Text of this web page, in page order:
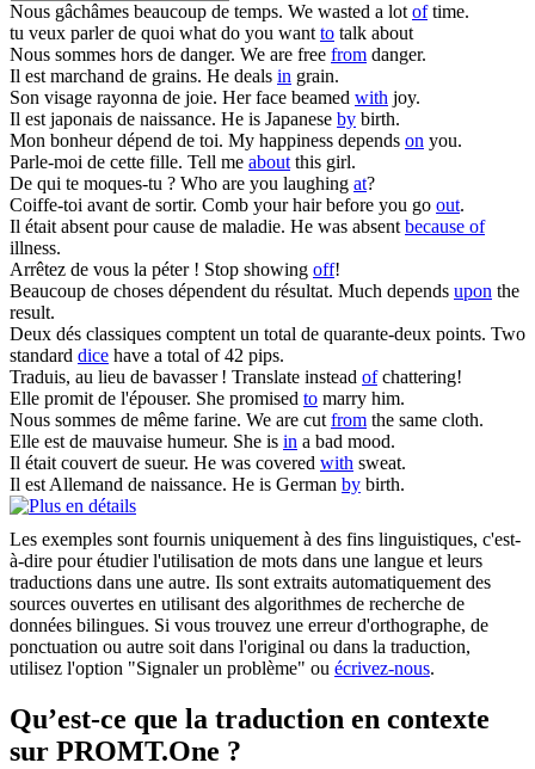
Nous gâchâmes beaucoup de temps. We wasted a lotoftime.
tu veux parlerde quoi what do you wantto talk about
Nous sommes hors de danger. We are free from danger.
Il est marchand de grains. He deals in grain.
Son visage rayonna de joie. Her face beamed with joy.
Il est japonais de naissance. He is Japanese by birth.
Mon bonheur dépend de toi. My happiness depends on you.
Parle-moi de cette fille. Tell me aboutthis girl.
De qui te moques-tu ? Who are you laughing at?
Coiffe-toi avantde sortir. Comb your hair before you go out.
Il était absent pour cause de maladie. He was absentbecause of
illness.
Arrêtez de vous la péter ! Stop showing off!
Beaucoup de choses dépendent du résultat. Much depends upon the
result.
Deux dés classiques comptent un total de quarante-deux points. Two
standard dice have a total of 42 pips.
Traduis, au lieu de bavasser ! Translate instead ofchattering!
Elle promitde l'épouser. She promised to marry him.
Nous sommes de même farine. We are cutfrom the same cloth.
Elle estde mauvaise humeur. She is in a bad mood.
Il était couvertde sueur. He was covered with sweat.
Il est Allemand de naissance. He is German by birth.
Les exemples sont fournis uniquement à des fins linguistiques, c'est-
à-dire pour étudier l'utilisation de mots dans une langue et leurs
traductions dans une autre. Ils sont extraits automatiquement des
sources ouvertes en utilisant des algorithmes de recherche de
données bilingues. Si vous trouvez une erreur d'orthographe, de
ponctuation ou autre soit dans l'original ou dans la traduction,
utilisez l'option "Signaler un problème" ou écrivez-nous.
Qu’est-ce que la traduction en contexte
sur PROMT.One ?